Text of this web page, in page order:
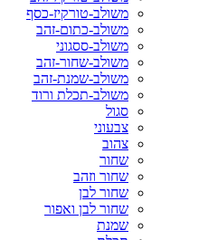
משולב-טורקיז-כסף
משולב-כתום-זהב
משולב-ססגוני
משולב-שחור-זהב
משולב-שמנת-זהב
משולב-תכלת ורוד
סגול
צבעוני
צהוב
שחור
שחור וזהב
שחור לבן
שחור לבן ואפור
שמנת